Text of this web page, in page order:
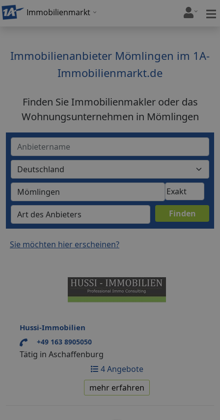
Immobilienmarkt
Immobilienanbieter Mömlingen im 1A-
Immobilienmarkt.de
Finden Sie Immobilienmakler oder das
Wohnungsunternehmen in Mömlingen
Sie möchten hier erscheinen?
Hussi-Immobilien
+49 163 8905050
Tätig in Aschaffenburg
4 Angebote
mehr erfahren